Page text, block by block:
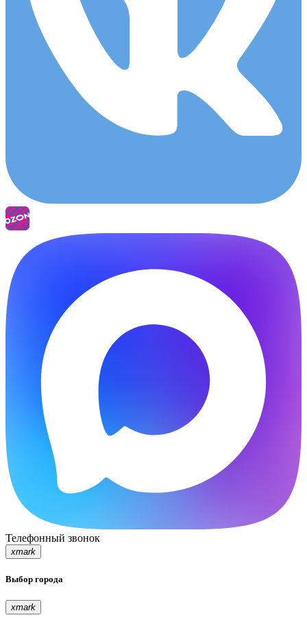
Телефонный звонок
xmark
Выбор города
xmark